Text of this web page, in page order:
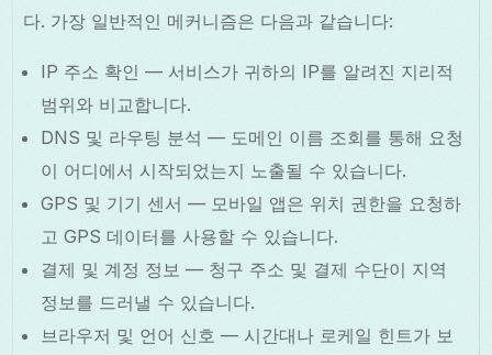
다. 가장 일반적인 메커니즘은 다음과 같습니다:
IP 주소 확인 — 서비스가 귀하의 IP를 알려진 지리적
범위와 비교합니다.
DNS 및 라우팅 분석 — 도메인 이름 조회를 통해 요청
이 어디에서 시작되었는지 노출될 수 있습니다.
GPS 및 기기 센서 — 모바일 앱은 위치 권한을 요청하
고 GPS 데이터를 사용할 수 있습니다.
결제 및 계정 정보 — 청구 주소 및 결제 수단이 지역
정보를 드러낼 수 있습니다.
브라우저 및 언어 신호 — 시간대나 로케일 힌트가 보